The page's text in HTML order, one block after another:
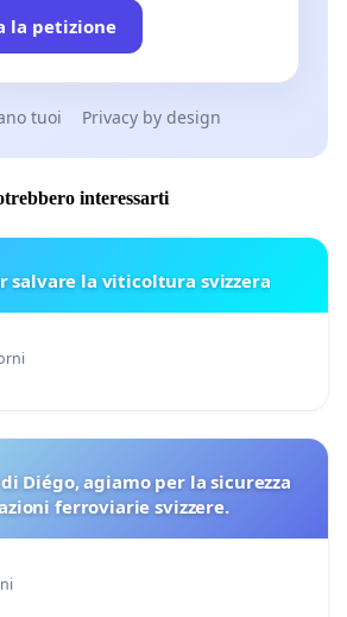
la petizione
tuoi Privacy by design
interessarti
salvare la viticoltura svizzera
Diégo, agiamo per la sicurezza
ferroviarie svizzere.